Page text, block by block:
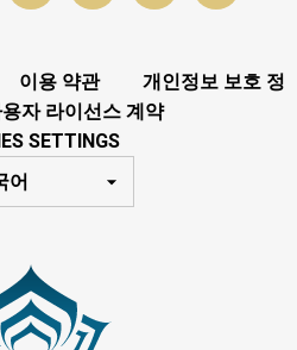
이용 약관
개인정보 보호 정
자 라이선스 계약
SETTINGS
어